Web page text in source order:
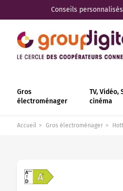
Conseils
Gros
électroménager
TV, Vidéo,
cinéma
Accueil Gros électroménager